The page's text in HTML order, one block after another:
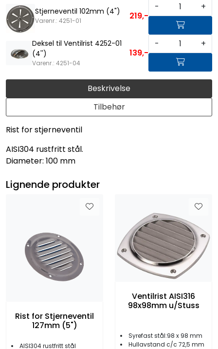
Beskrivelse
Tilbehør
Rist for stjerneventil
AISI304 rustfritt stål.
Diameter: 100 mm
Lignende produkter
Rist for Stjerneventil
127mm (5")
AISI304 rustfritt stål
Ventilrist AISI316
98x98mm u/Stuss
Syrefast stål:98 x 98 mm
Hullavstand c/c 72,5 mm
Stjerneventil 102mm (4")
Varenr.: 4251-01 219,-
- +
Deksel til Ventilrist 4252-01
(4'')
Varenr.: 4251-04
139,-
- +